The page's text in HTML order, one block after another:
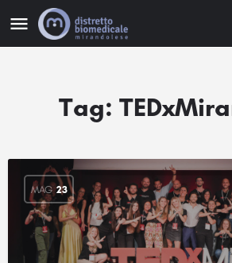
Tag:
MAG 23